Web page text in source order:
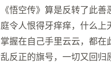
《悟空传》算是反转了此
庭令人恨得牙痒痒，什么
掌握在自己手里云云，都
乱反正的旗号，一切又回归